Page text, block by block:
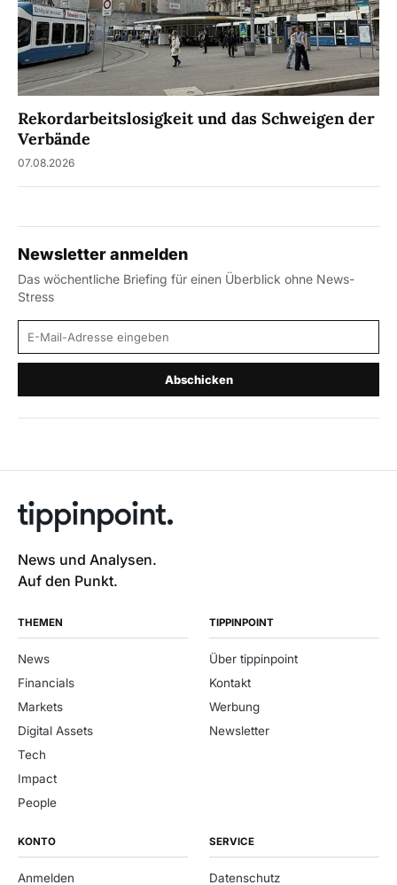
Rekordarbeitslosigkeit und das Schweigen der
Verbände
07.08.2026
Newsletter anmelden
Das wöchentliche Briefing für einen Überblick ohne News-
Stress
E-Mail-Adresse
Abschicken
News und Analysen.
Auf den Punkt.
THEMEN
News
Financials
Markets
Digital Assets
Tech
Impact
People
TIPPINPOINT
Über tippinpoint
Kontakt
Werbung
Newsletter
KONTO
Anmelden
SERVICE
Datenschutz